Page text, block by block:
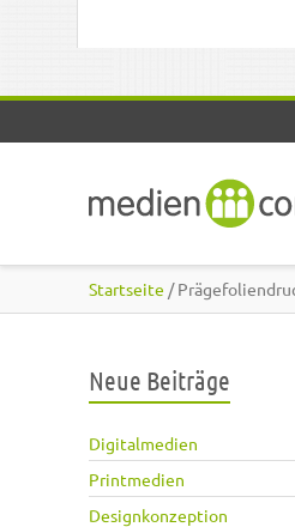
Startseite /
Neue Beiträge
Digitalmedien
Printmedien
Designkonzeption